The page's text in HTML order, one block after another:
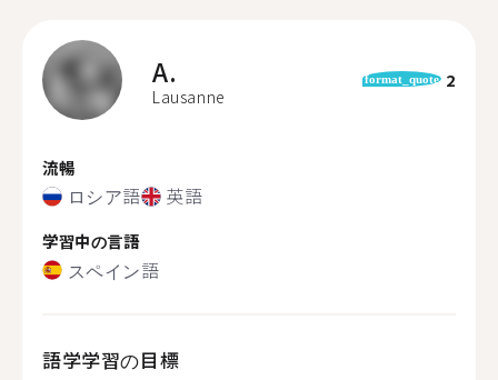
A.
Lausanne
format_quote 2
流暢
ロシア語 英語
学習中の言語
スペイン語
語学学習の目標